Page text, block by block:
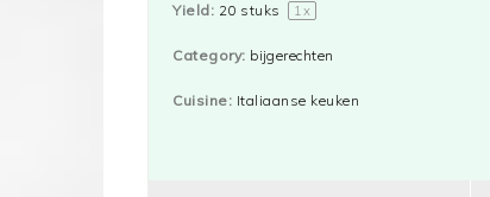
Yield: 20 stuks 1x
Category: bijgerechten
Cuisine: Italiaanse keuken